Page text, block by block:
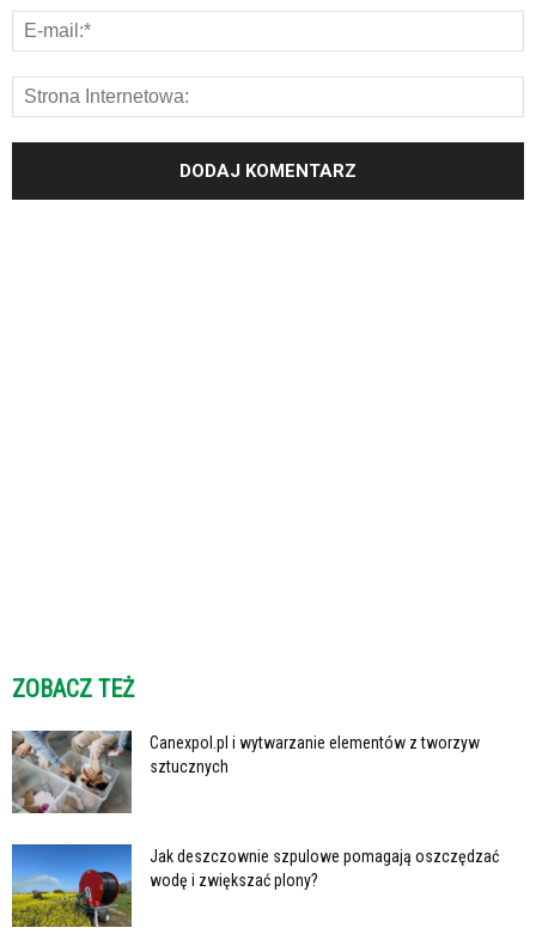
ZOBACZ TEŻ
Canexpol.pl i wytwarzanie elementów z tworzyw
sztucznych
Jak deszczownie szpulowe pomagają oszczędzać
wodę i zwiększać plony?